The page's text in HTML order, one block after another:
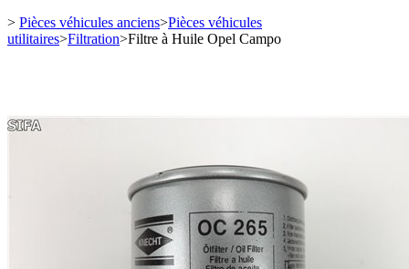
> Pièces véhicules anciens>Pièces véhicules
utilitaires>Filtration>Filtre à Huile Opel Campo